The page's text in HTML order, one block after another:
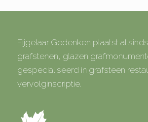
Eijgelaar Gedenken plaatst al
grafstenen, glazen
gespecialiseerd in grafsteen
vervolginscriptie.